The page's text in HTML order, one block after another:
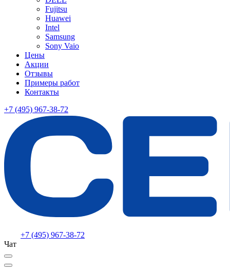
Fujitsu
Huawei
Intel
Samsung
Sony Vaio
Цены
Акции
Отзывы
Примеры работ
Контакты
+7 (495) 967-38-72
+7 (495) 967-38-72
Чат